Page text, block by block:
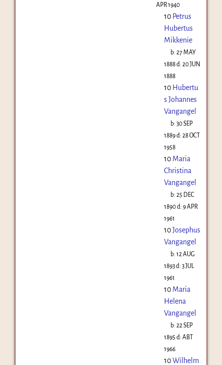
APR 1940
10 Petrus
Hubertus
Mikkenie
b:27 MAY
1888d: 20 JUN
1888
10 Hubertu
s Johannes
Vangangel
b:30 SEP
1889d: 28 OCT
1958
10 Maria
Christina
Vangangel
b:25 DEC
1890d: 9 APR
1961
10Josephus
Vangangel
b:12 AUG
1893d: 3 JUL
1961
10 Maria
Helena
Vangangel
b:22 SEP
1895 d: ABT
1966
10Wilhelm